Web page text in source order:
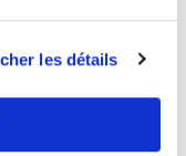
les détails